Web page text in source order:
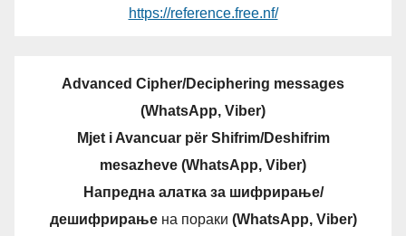
https://reference.free.nf/
Advanced Cipher/Deciphering messages
(WhatsApp, Viber)
Mjet i Avancuar për Shifrim/Deshifrim
mesazheve (WhatsApp, Viber)
Напредна алатка за шифрирање/
дешифрирањена пораки (WhatsApp, Viber)